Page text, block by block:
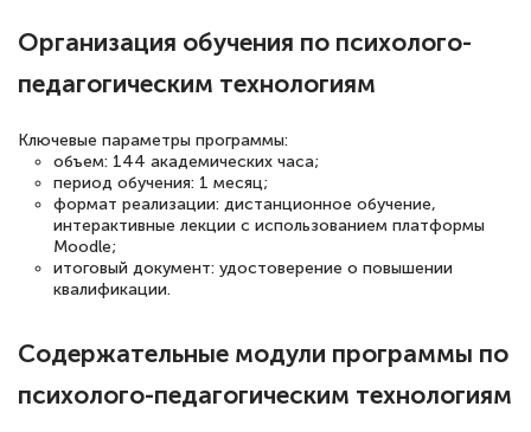
полезных материалов помогли
подготовиться к тестированию. Это
статьи. Времени на подготовку
достаточно. Курс помогает пройти
аттестацию в школе. Спасибо!
Знаток города 2 уровня
12 марта 2026
Организация обучения по психолого-
педагогическим технологиям
Ключевые параметры программы:
объем: 144 академических часа;
период обучения: 1 месяц;
формат реализации: дистанционное обучение,
интерактивные лекции с использованием платформы
Moodle;
итоговый документ: удостоверение о повышении
квалификации.
Содержательные модули программы по
психолого-педагогическим технологиям